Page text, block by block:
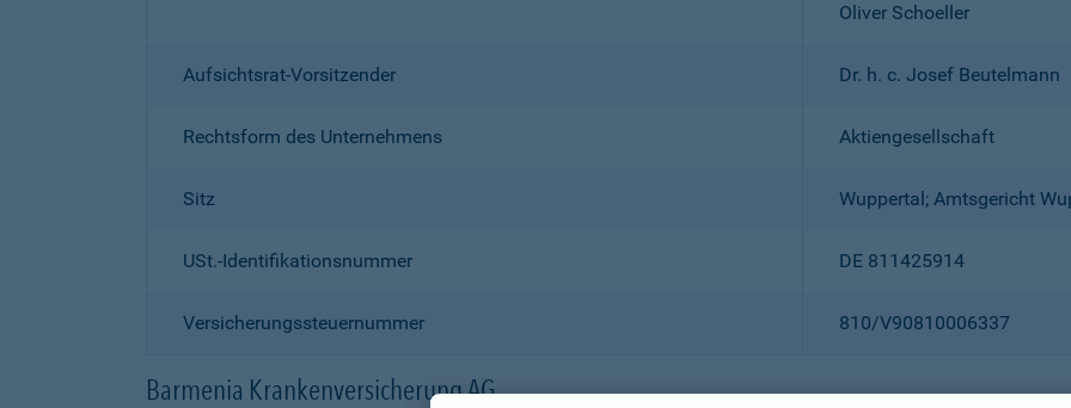
Oliver Schoeller
Aufsichtsrat-Vorsitzender Dr. h. c. Josef Beutelmann
Rechtsform des Unternehmens Aktiengesellschaft
Sitz Wuppertal; Amtsgericht
USt.-Identifikationsnummer DE 811425914
Versicherungssteuernummer 810/V90810006337
Barmenia Krankenversicherung AG